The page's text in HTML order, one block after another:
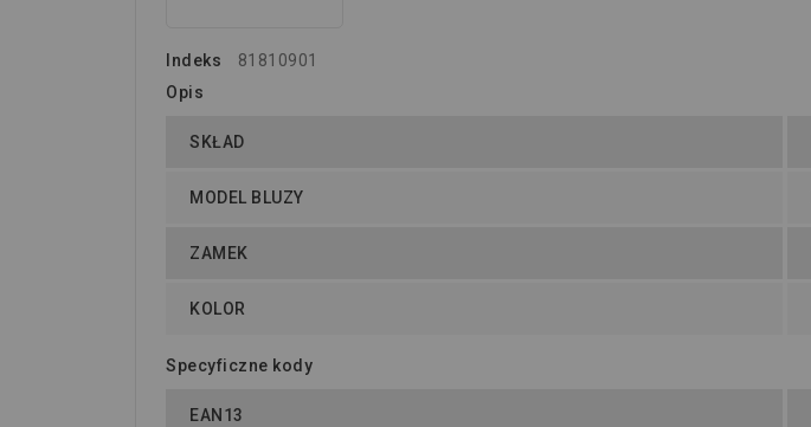
Indeks
81810901
Opis
SKŁAD
MODEL BLUZY
ZAMEK
KOLOR
Specyficzne kody
EAN13